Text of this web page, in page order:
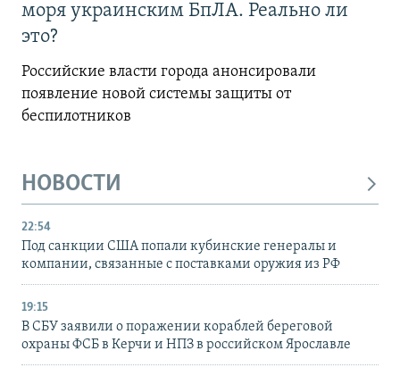
моря украинским БпЛА. Реально ли
это?
Российские власти города анонсировали
появление новой системы защиты от
беспилотников
НОВОСТИ
22:54
Под санкции США попали кубинские генералы и
компании, связанные с поставками оружия из РФ
19:15
В СБУ заявили о поражении кораблей береговой
охраны ФСБ в Керчи и НПЗ в российском Ярославле